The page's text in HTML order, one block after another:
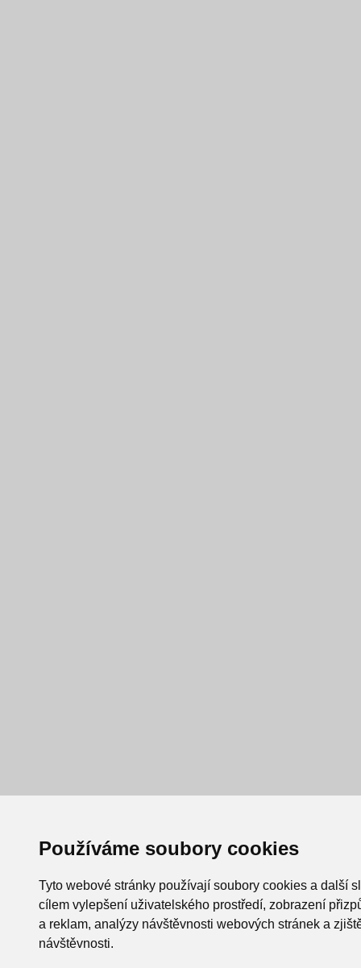
Používáme soubory cookies
Tyto webové stránky používají soubory cookies a další
cílem vylepšení uživatelského prostředí, zobrazení
a reklam, analýzy návštěvnosti webových stránek a
návštěvnosti.